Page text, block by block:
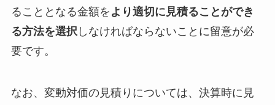
ることとなる金額を より適切に見積ることができ
る方法を選択 しなければならないことに留意が必
要です。
なお、変動対価の見積りについては、決算時に見